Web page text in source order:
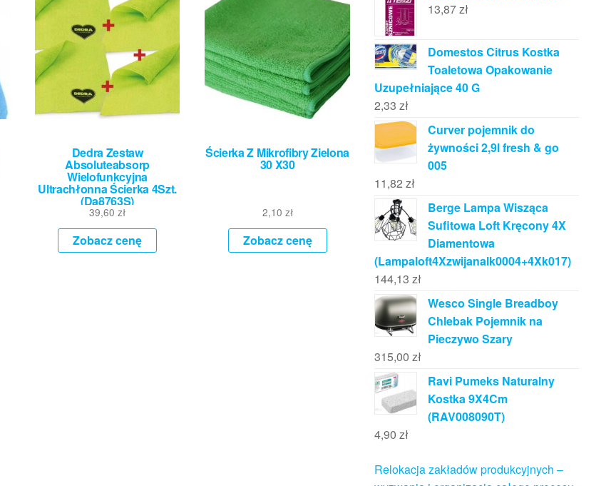
Dedra Zestaw
Absoluteabsorp
Wielofunkcyjna
Ultrachłonna Ścierka 4Szt.
(Da8763S)
39,60zł
Zobacz cenę
Ścierka Z Mikrofibry Zielona
30 X30
2,10 zł
Zobacz cenę
13,87zł
Domestos Citrus Kostka
Toaletowa Opakowanie
Uzupełniające 40 G
2,33 zł
Curver pojemnik do
żywności 2,9l fresh & go
005
11,82 zł
Berge Lampa Wisząca
Sufitowa Loft Kręcony 4X
Diamentowa
(Lampaloft4Xzwijanalk0004+4Xk017)
144,13 zł
Wesco Single Breadboy
Chlebak Pojemnik na
Pieczywo Szary
315,00 zł
Ravi Pumeks Naturalny
Kostka 9X4Cm
(RAV008090T)
4,90 zł
Relokacja zakładów produkcyjnych –